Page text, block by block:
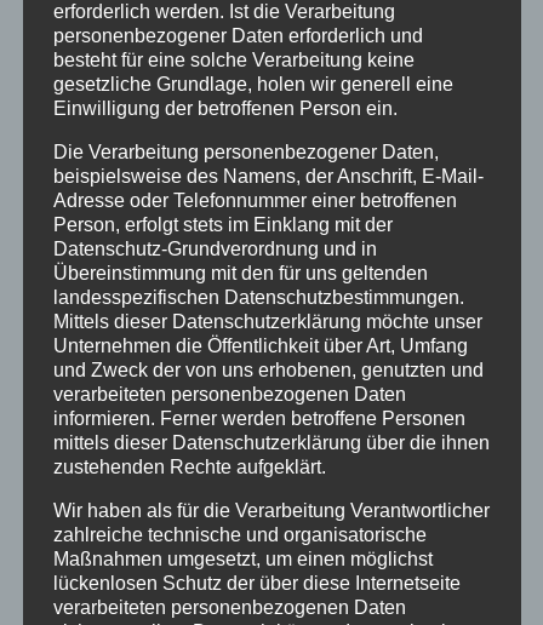
Wintersport
Bei uns…
BERGBAHN UNLIMITED
Ausgezeichnet von KAYAK
erforderlich werden. Ist die Verarbeitung
personenbezogener Daten erforderlich und
besteht für eine solche Verarbeitung keine
gesetzliche Grundlage, holen wir generell eine
Einwilligung der betroffenen Person ein.
Die Verarbeitung personenbezogener Daten,
beispielsweise des Namens, der Anschrift, E-Mail-
Adresse oder Telefonnummer einer betroffenen
Person, erfolgt stets im Einklang mit der
Datenschutz-Grundverordnung und in
Übereinstimmung mit den für uns geltenden
landesspezifischen Datenschutzbestimmungen.
Mittels dieser Datenschutzerklärung möchte unser
Unternehmen die Öffentlichkeit über Art, Umfang
und Zweck der von uns erhobenen, genutzten und
verarbeiteten personenbezogenen Daten
informieren. Ferner werden betroffene Personen
mittels dieser Datenschutzerklärung über die ihnen
zustehenden Rechte aufgeklärt.
Wir haben als für die Verarbeitung Verantwortlicher
zahlreiche technische und organisatorische
Maßnahmen umgesetzt, um einen möglichst
lückenlosen Schutz der über diese Internetseite
verarbeiteten personenbezogenen Daten